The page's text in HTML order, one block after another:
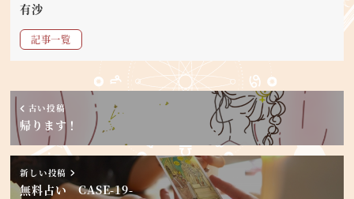
有沙
記事一覧
古い投稿
帰ります！
新しい投稿
無料占い CASE-19-